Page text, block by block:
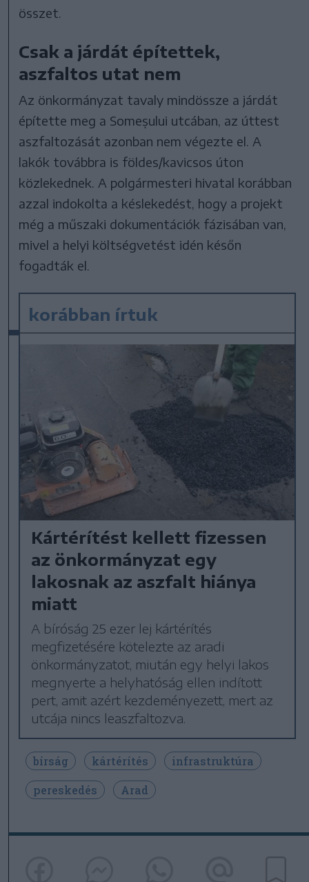
összet.
Csak a járdát építettek,
aszfaltos utat nem
Az önkormányzat tavaly mindössze a járdát
építette meg a Someșului utcában, az úttest
aszfaltozását azonban nem végezte el. A
lakók továbbra is földes/kavicsos úton
közlekednek. A polgármesteri hivatal korábban
azzal indokolta a késlekedést, hogy a projekt
még a műszaki dokumentációk fázisában van,
mivel a helyi költségvetést idén későn
fogadták el.
korábban írtuk
Kártérítést kellett fizessen
az önkormányzat egy
lakosnak az aszfalt hiánya
miatt
A bíróság 25 ezer lej kártérítés
megfizetésére kötelezte az aradi
önkormányzatot, miután egy helyi lakos
megnyerte a helyhatóság ellen indított
pert, amit azért kezdeményezett, mert az
utcája nincs leaszfaltozva.
bírság kártérítés
infrastruktúra
pereskedés
Arad